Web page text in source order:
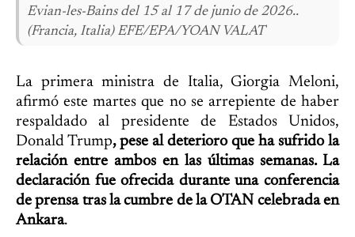
Evian-les-Bains del 15 al 17 de junio de 2026..
(Francia, Italia) EFE/EPA/YOAN VALAT
La primera ministra de Italia, Giorgia Meloni,
afirmó este martes que no se arrepiente de haber
respaldado al presidente de Estados Unidos,
Donald Trump, pese al deterioro que ha sufrido la
relación entre ambos en las últimas semanas. La
declaración fue ofrecida durante una conferencia
de prensa tras la cumbre de la OTAN celebrada en
Ankara.